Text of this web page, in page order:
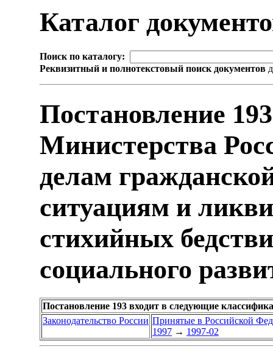
Каталог
Поиск по каталогу:
Реквизитный и полнотекстовый поиск документов
Постановление
Министерства
делам
ситуациям и
стихийных
социального
Постановление 193 входит в следующие
Законодательство России Принятые в Российской
1997 → 1997-02